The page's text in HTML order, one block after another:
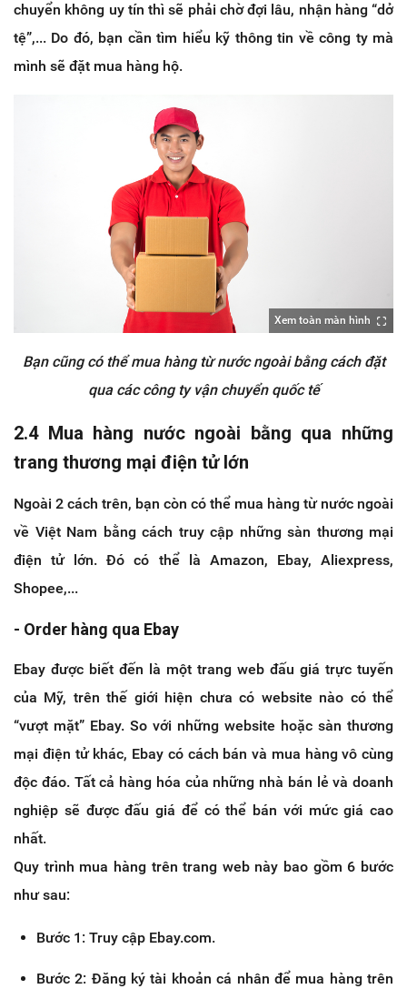
chuyển không uy tín thì sẽ phải chờ đợi lâu, nhận hàng “dở
tệ”,... Do đó, bạn cần tìm hiểu kỹ thông tin về công ty mà
mình sẽ đặt mua hàng hộ.
Xem toàn màn hình
Bạn cũng có thể mua hàng từ nước ngoài bằng cách đặt
qua các công ty vận chuyển quốc tế
2.4 Mua hàng nước ngoài bằng qua những
trang thương mại điện tử lớn
Ngoài 2 cách trên, bạn còn có thể mua hàng từ nước ngoài
về Việt Nam bằng cách truy cập những sàn thương mại
điện tử lớn. Đó có thể là Amazon, Ebay, Aliexpress,
Shopee,...
- Order hàng qua Ebay
Ebay được biết đến là một trang web đấu giá trực tuyến
của Mỹ, trên thế giới hiện chưa có website nào có thể
“vượt mặt” Ebay. So với những website hoặc sàn thương
mại điện tử khác, Ebay có cách bán và mua hàng vô cùng
độc đáo. Tất cả hàng hóa của những nhà bán lẻ và doanh
nghiệp sẽ được đấu giá để có thể bán với mức giá cao
nhất.
Quy trình mua hàng trên trang web này bao gồm 6 bước
như sau:
Bước 1: Truy cập Ebay.com.
Bước 2: Đăng ký tài khoản cá nhân để mua hàng trên